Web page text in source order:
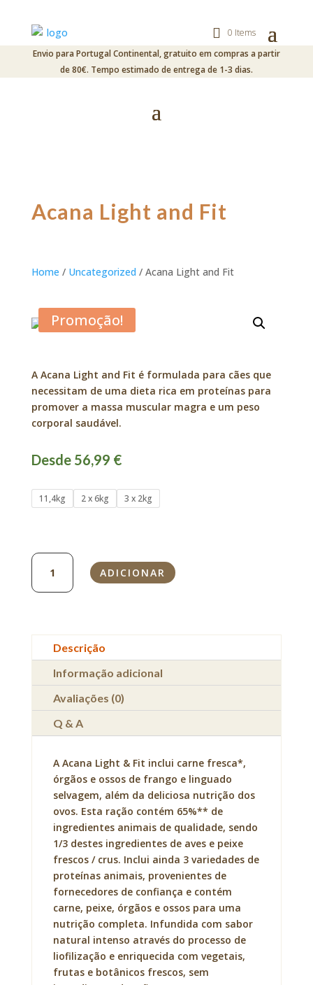
0 Items
Envio para Portugal Continental, gratuito em compras a partir
de 80€. Tempo estimado de entrega de 1-3 dias.
Acana Light and Fit
Home / Uncategorized / Acana Light and Fit
Promoção!
A Acana Light and Fit é formulada para cães que
necessitam de uma dieta rica em proteínas para
promover a massa muscular magra e um peso
corporal saudável.
Desde 56,99 €
11,4kg 2 x 6kg 3 x 2kg
Quantidade
Acana
ADICIONAR
Descrição
Informação adicional
Avaliações (0)
Q & A
A Acana Light & Fit inclui carne fresca*,
órgãos e ossos de frango e linguado
selvagem, além da deliciosa nutrição dos
ovos. Esta ração contém 65%** de
ingredientes animais de qualidade, sendo
1/3 destes ingredientes de aves e peixe
frescos / crus. Inclui ainda 3 variedades de
proteínas animais, provenientes de
fornecedores de confiança e contém
carne, peixe, órgãos e ossos para uma
nutrição completa. Infundida com sabor
natural intenso através do processo de
liofilização e enriquecida com vegetais,
frutas e botânicos frescos, sem